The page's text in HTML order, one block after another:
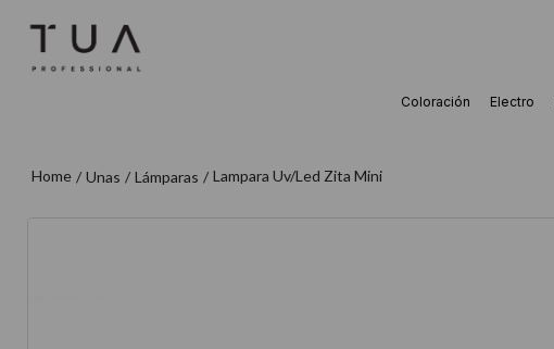
Coloración Electro
Unas Lámparas Lampara Uv/Led Zita Mini